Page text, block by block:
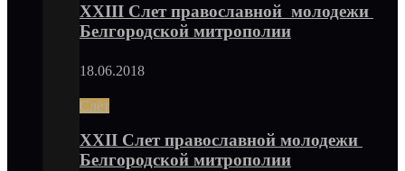
XXIII Слет православной молодежи
Белгородской митрополии
18.06.2018
Слёт
XXII Слет православной молодежи
Белгородской митрополии